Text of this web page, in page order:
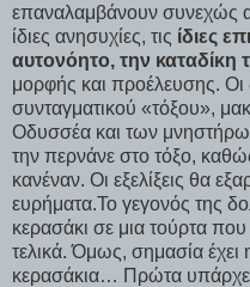
επαναλαμβάνουν συνεχώς
ίδιες ανησυχίες, τις ίδιες
αυτονόητο, την καταδίκη
μορφής και προέλευσης. Οι
συνταγματικού «τόξου»,
Οδυσσέα και των
την περνάνε στο τόξο,
κανέναν. Οι εξελίξεις θα
ευρήματα.Το γεγονός της
κερασάκι σε μια τούρτα που
τελικά. Όμως, σημασία έχει
κερασάκια… Πρώτα υπάρχει